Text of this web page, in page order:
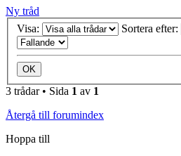
Ny tråd
Visa:
Sortera efter:
3 trådar • Sida 1 av 1
Återgå till forumindex
Hoppa till